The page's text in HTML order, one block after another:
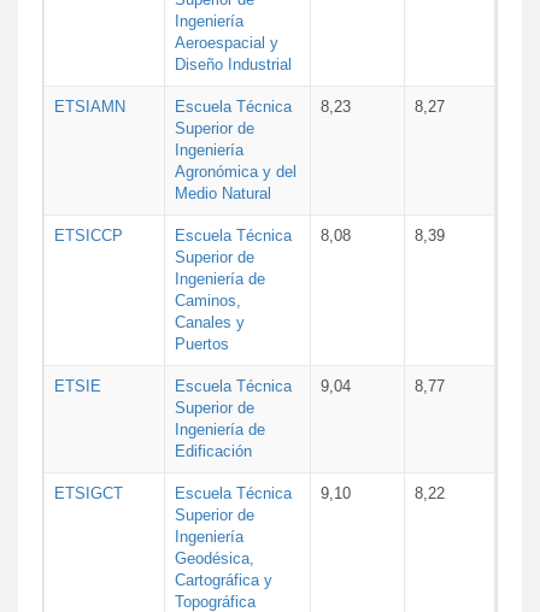
Ingeniería
Aeroespacial y
Diseño Industrial
ETSIAMN
Escuela Técnica
Superior de
Ingeniería
Agronómica y del
Medio Natural
8,23 8,27
ETSICCP
Escuela Técnica
Superior de
Ingeniería de
Caminos,
Canales y
Puertos
8,08 8,39
ETSIE
Escuela Técnica
Superior de
Ingeniería de
Edificación
9,04 8,77
ETSIGCT
Escuela Técnica
Superior de
Ingeniería
Geodésica,
Cartográfica y
Topográfica
9,10 8,22